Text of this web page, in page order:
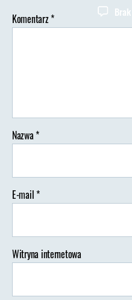
Komentarz*
Nazwa*
E-mail*
Witryna internetowa